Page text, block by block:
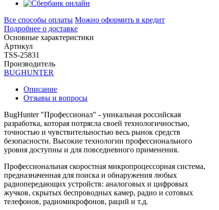
Все способы оплаты Можно оформить в кредит
Подробнее о доставке
Основные характеристики
Артикул
TSS-25831
Производитель
BUGHUNTER
Описание
Отзывы и вопросы
BugHunter "Профессионал" - уникальная российская
разработка, которая потрясла своей технологичностью,
точностью и чувствительностью весь рынок средств
безопасности. Высокие технологии профессионального
уровня доступны и для повседневного применения.
Профессиональная скоростная микропроцессорная система,
предназначенная для поиска и обнаружения любых
радиопередающих устройств: аналоговых и цифровых
жучков, скрытых беспроводных камер, радио и сотовых
телефонов, радиомикрофонов, раций и т.д.